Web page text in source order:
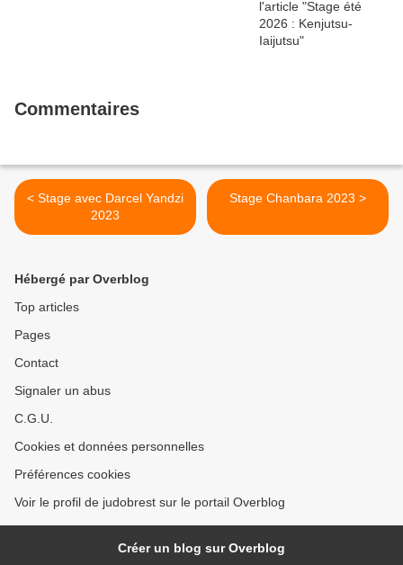
Commentaires
< Stage avec Darcel Yandzi
2023
Stage Chanbara 2023 >
Hébergé par Overblog
Top articles
Pages
Contact
Signaler un abus
C.G.U.
Cookies et données personnelles
Préférences cookies
Voir le profil de judobrest sur le portail Overblog
Créer un blog sur Overblog